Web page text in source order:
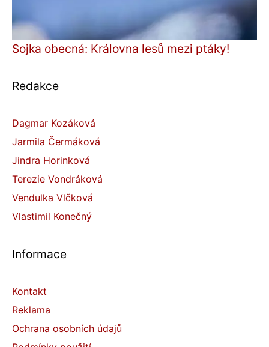
Sojka obecná: Královna lesů mezi ptáky!
Redakce
Dagmar Kozáková
Jarmila Čermáková
Jindra Horinková
Terezie Vondráková
Vendulka Vlčková
Vlastimil Konečný
Informace
Kontakt
Reklama
Ochrana osobních údajů